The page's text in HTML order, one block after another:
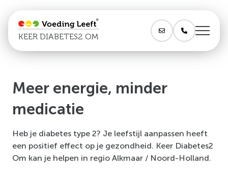
KEER DIABETES2 OM
Meer energie, minder
medicatie
Heb je diabetes type 2? Je leefstijl aanpassen heeft
een positief effect op je gezondheid. Keer Diabetes2
Om kan je helpen in regio Alkmaar / Noord-Holland.